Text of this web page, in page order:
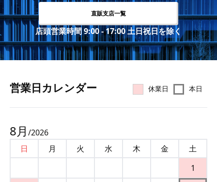
直販支店一覧
店頭営業時間 9:00 - 17:00 土日祝日を除く
営業⽇カレンダー 休業日 本日
8月 /2026
日
月 火 水 木 金
土
1